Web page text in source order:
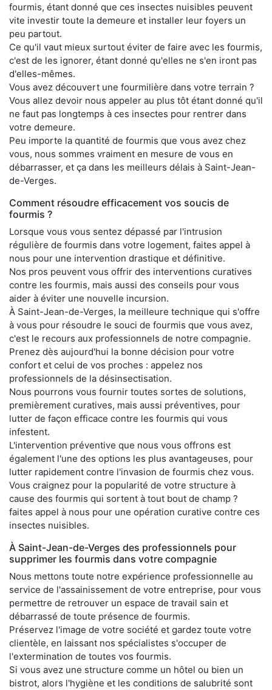
fourmis, étant donné que ces insectes nuisibles peuvent
vite investir toute la demeure et installer leur foyers un
peu partout.
Ce qu'il vaut mieux surtout éviter de faire avec les fourmis,
c'est de les ignorer, étant donné qu'elles ne s'en iront pas
d'elles-mêmes.
Vous avez découvert une fourmilière dans votre terrain ?
Vous allez devoir nous appeler au plus tôt étant donné qu'il
ne faut pas longtemps à ces insectes pour rentrer dans
votre demeure.
Peu importe la quantité de fourmis que vous avez chez
vous, nous sommes vraiment en mesure de vous en
débarrasser, et ça dans les meilleurs délais à Saint-Jean-
de-Verges.
Comment résoudre efficacement vos soucis de
fourmis ?
Lorsque vous vous sentez dépassé par l'intrusion
régulière de fourmis dans votre logement, faites appel à
nous pour une intervention drastique et définitive.
Nos pros peuvent vous offrir des interventions curatives
contre les fourmis, mais aussi des conseils pour vous
aider à éviter une nouvelle incursion.
À Saint-Jean-de-Verges, la meilleure technique qui s'offre
à vous pour résoudre le souci de fourmis que vous avez,
c'est le recours aux professionnels de notre compagnie.
Prenez dès aujourd'hui la bonne décision pour votre
confort et celui de vos proches : appelez nos
professionnels de la désinsectisation.
Nous pourrons vous fournir toutes sortes de solutions,
premièrement curatives, mais aussi préventives, pour
lutter de façon efficace contre les fourmis qui vous
infestent.
L'intervention préventive que nous vous offrons est
également l'une des options les plus avantageuses, pour
lutter rapidement contre l'invasion de fourmis chez vous.
Vous craignez pour la popularité de votre structure à
cause des fourmis qui sortent à tout bout de champ ?
faites appel à nous pour une opération curative contre ces
insectes nuisibles.
À Saint-Jean-de-Verges des professionnels pour
supprimer les fourmis dans votre compagnie
Nous mettons toute notre expérience professionnelle au
service de l'assainissement de votre entreprise, pour vous
permettre de retrouver un espace de travail sain et
débarrassé de toute présence de fourmis.
Préservez l'image de votre société et gardez toute votre
clientèle, en laissant nos spécialistes s'occuper de
l'extermination de toutes vos fourmis.
Si vous avez une structure comme un hôtel ou bien un
bistrot, alors l'hygiène et les conditions de salubrité sont